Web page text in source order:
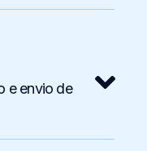
e envio de